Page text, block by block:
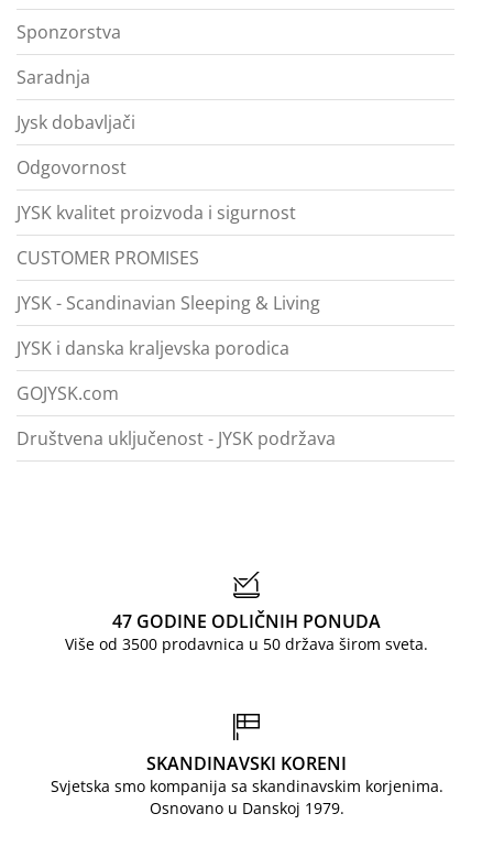
Sponzorstva
Saradnja
Jysk dobavljači
Odgovornost
JYSK kvalitet proizvoda i sigurnost
CUSTOMER PROMISES
JYSK - Scandinavian Sleeping & Living
JYSK i danska kraljevska porodica
GOJYSK.com
Društvena uključenost - JYSK podržava
47 GODINE ODLIČNIH PONUDA
Više od 3500 prodavnica u 50 država širom sveta.
SKANDINAVSKI KORENI
Svjetska smo kompanija sa skandinavskim korjenima.
Osnovano u Danskoj 1979.